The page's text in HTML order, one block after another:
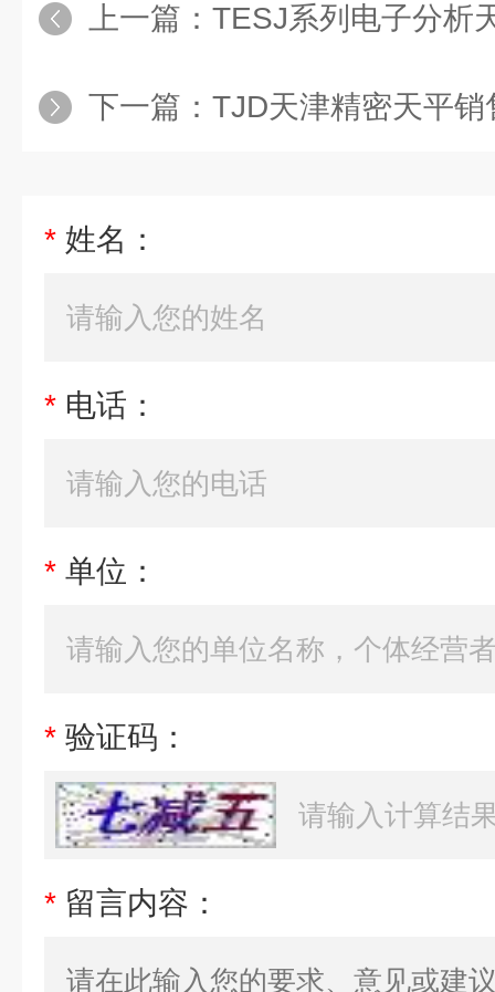
上一篇： TESJ系列电子分析天
下一篇： TJD天津精密天平销
* 姓名：
* 电话：
* 单位：
* 验证码：
* 留言内容：